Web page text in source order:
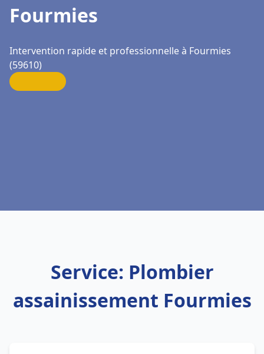
Fourmies
Intervention rapide et professionnelle à Fourmies
(59610)
Service: Plombier
assainissement Fourmies